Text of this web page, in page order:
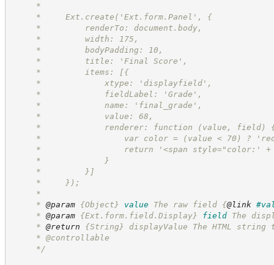
*
*     Ext.create('Ext.form.Panel', {
*         renderTo: document.body,
*         width: 175,
*         bodyPadding: 10,
*         title: 'Final Score',
*         items: [{
*             xtype: 'displayfield',
*             fieldLabel: 'Grade',
*             name: 'final_grade',
*             value: 68,
*             renderer: function (value, field)
*                 var color = (value < 70) ?
*                 return '<span style="color:' +
*             }
*         }]
*     });
*
* @param {Object} value The raw field {@link
* @param {Ext.form.field.Display} field
The
* @return {String}
displayValue The HTML string
* @controllable
*/